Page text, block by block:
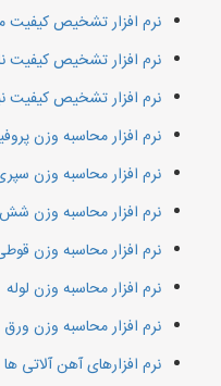
نرم افزار تشخیص کیفیت
نرم افزار تشخیص کیفیت
نرم افزار تشخیص کیفیت
نرم افزار محاسبه وزن
نرم افزار محاسبه وزن
نرم افزار محاسبه وزن
نرم افزار محاسبه وزن
نرم افزار محاسبه وزن لوله
نرم افزار محاسبه وزن ورق
نرم افزارهای آهن آلاتی ها